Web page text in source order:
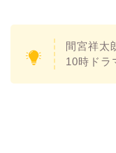
間宮祥太
10時ドラ